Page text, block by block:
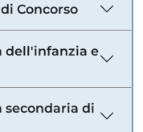
Concorso
dell'infanzia e
secondaria di